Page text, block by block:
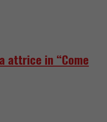
attrice in “Come